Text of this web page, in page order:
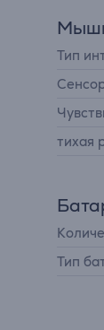
Тип
тихая
Тип